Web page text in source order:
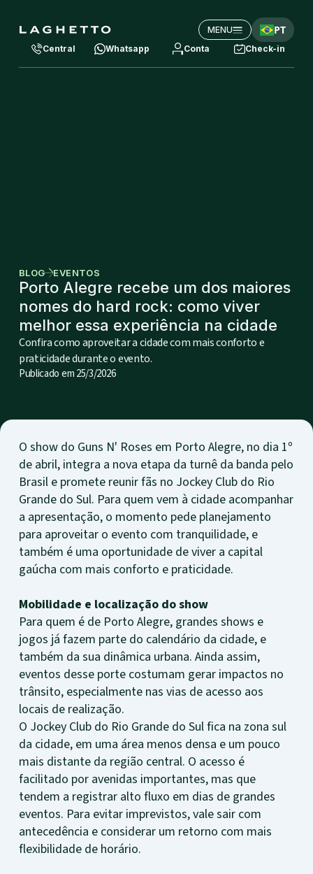
MENU PT
Central Whatsapp Conta Check-in
BLOG EVENTOS
Porto Alegre recebe um dos maiores
nomes do hard rock: como viver
melhor essa experiência na cidade
Confira como aproveitar a cidade com mais conforto e
praticidade durante o evento.
Publicado em25/3/2026
O show do Guns N' Roses em Porto Alegre, no dia 1º
de abril, integra a nova etapa da turnê da banda pelo
Brasil e promete reunir fãs no Jockey Club do Rio
Grande do Sul. Para quem vem à cidade acompanhar
a apresentação, o momento pede planejamento
para aproveitar o evento com tranquilidade, e
também é uma oportunidade de viver a capital
gaúcha com mais conforto e praticidade.
Mobilidade e localização do show
Para quem é de Porto Alegre, grandes shows e
jogos já fazem parte do calendário da cidade, e
também da sua dinâmica urbana. Ainda assim,
eventos desse porte costumam gerar impactos no
trânsito, especialmente nas vias de acesso aos
locais de realização.
O Jockey Club do Rio Grande do Sul fica na zona sul
da cidade, em uma área menos densa e um pouco
mais distante da região central. O acesso é
facilitado por avenidas importantes, mas que
tendem a registrar alto fluxo em dias de grandes
eventos. Para evitar imprevistos, vale sair com
antecedência e considerar um retorno com mais
flexibilidade de horário.